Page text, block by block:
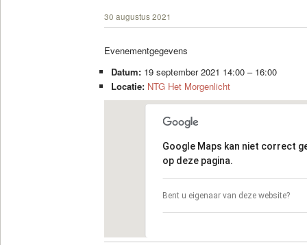
30 augustus 2021
Evenementgegevens
Datum: 19 september 2021 14:00– 16:00
Locatie: NTG Het Morgenlicht
Google Maps kan niet correct
op deze pagina.
Bent u eigenaar van deze website?